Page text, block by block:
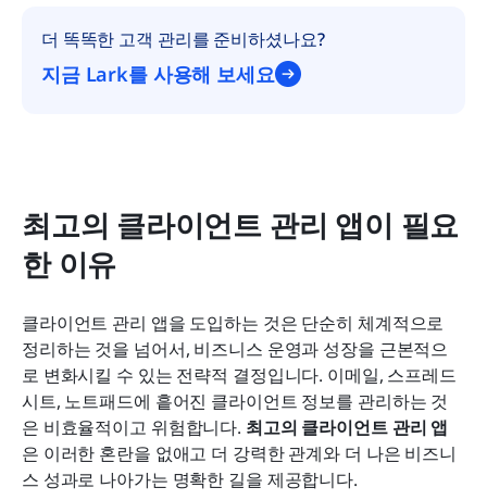
더 똑똑한 고객 관리를 준비하셨나요?
지금 Lark를 사용해 보세요
최고의 클라이언트 관리 앱이 필요
한 이유
클라이언트 관리 앱을 도입하는 것은 단순히 체계적으로
정리하는 것을 넘어서, 비즈니스 운영과 성장을 근본적으
로 변화시킬 수 있는 전략적 결정입니다. 이메일, 스프레드
시트, 노트패드에 흩어진 클라이언트 정보를 관리하는 것
은 비효율적이고 위험합니다. 최고의 클라이언트 관리 앱
은 이러한 혼란을 없애고 더 강력한 관계와 더 나은 비즈니
스 성과로 나아가는 명확한 길을 제공합니다.